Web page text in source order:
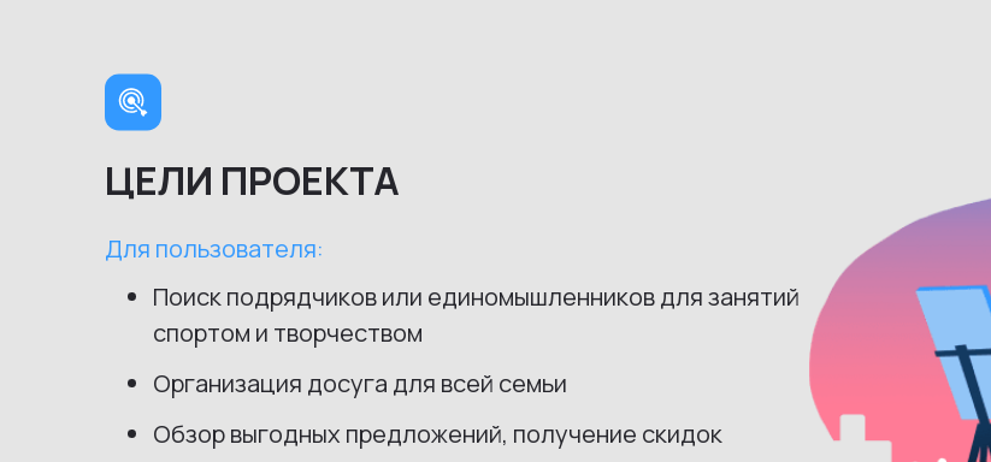
ЦЕЛИ ПРОЕКТА
Для пользователя:
Поиск подрядчиков или единомышленников для занятий
спортом и творчеством
Организация досуга для всей семьи
Обзор выгодных предложений, получение скидок